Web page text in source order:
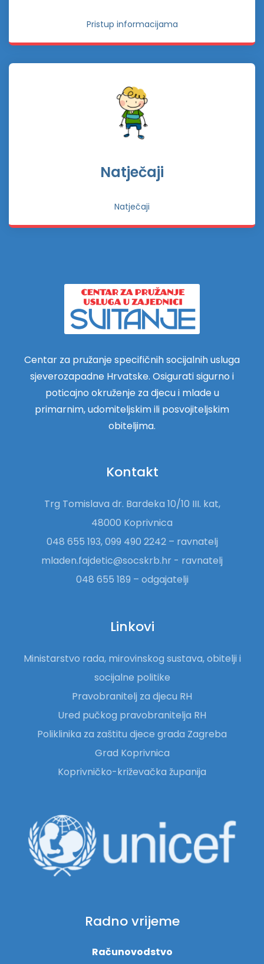
Pristup informacijama
Natječaji
Natječaji
Centar za pružanje specifičnih socijalnih usluga
sjeverozapadne Hrvatske. Osigurati sigurno i
poticajno okruženje za djecu i mlade u
primarnim, udomiteljskim ili posvojiteljskim
obiteljima.
Kontakt
Trg Tomislava dr. Bardeka 10/10 III. kat,
48000 Koprivnica
048 655 193, 099 490 2242 – ravnatelj
mladen.fajdetic@socskrb.hr - ravnatelj
048 655 189 – odgajatelji
Linkovi
Ministarstvo rada, mirovinskog sustava, obitelji i
socijalne politike
Pravobranitelj za djecu RH
Ured pučkog pravobranitelja RH
Poliklinika za zaštitu djece grada Zagreba
Grad Koprivnica
Koprivničko-križevačka županija
Radno vrijeme
Računovodstvo